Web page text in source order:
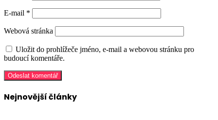
E-mail *
Webová stránka
Uložit do prohlížeče jméno, e-mail a webovou stránku pro
budoucí komentáře.
Nejnovější články